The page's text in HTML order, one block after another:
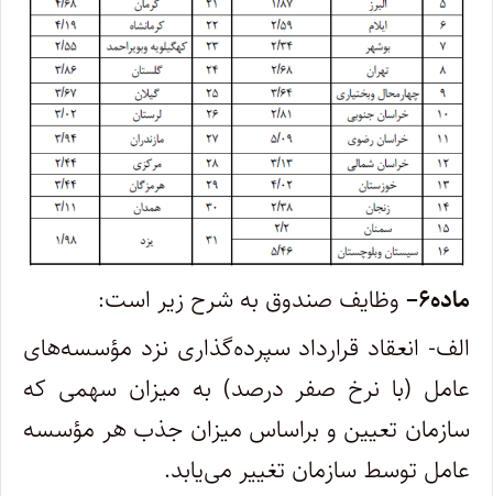
ماده۶– وظایف صندوق به شرح زیر است:
الف- انعقاد قرارداد سپرده‌گذاری نزد مؤسسه‌های
عامل (با نرخ صفر درصد) به میزان سهمی که
سازمان تعیین و براساس میزان جذب هر مؤسسه
عامل توسط سازمان تغییر می‌یابد.